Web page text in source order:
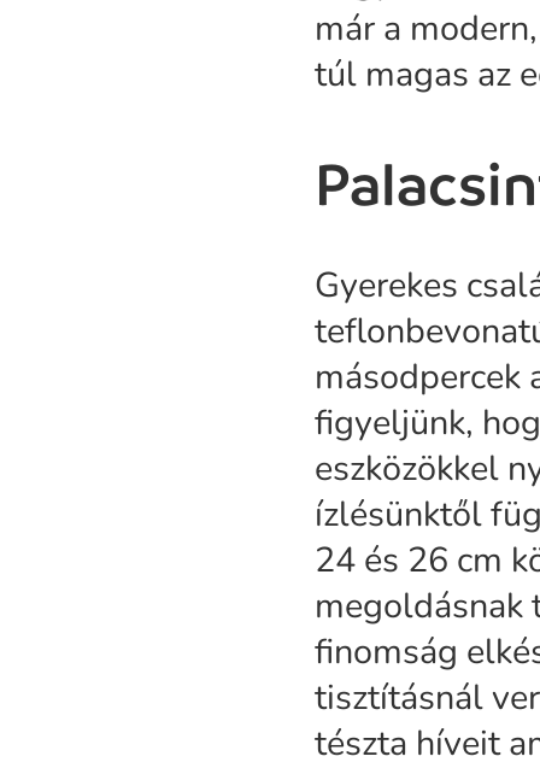
már a
túl magas az
Gyerekes
másodpercek
figyeljünk,
eszközökkel
ízlésünktől
24 és 26 cm
megoldásnak
finomság
tisztításnál
tészta híveit